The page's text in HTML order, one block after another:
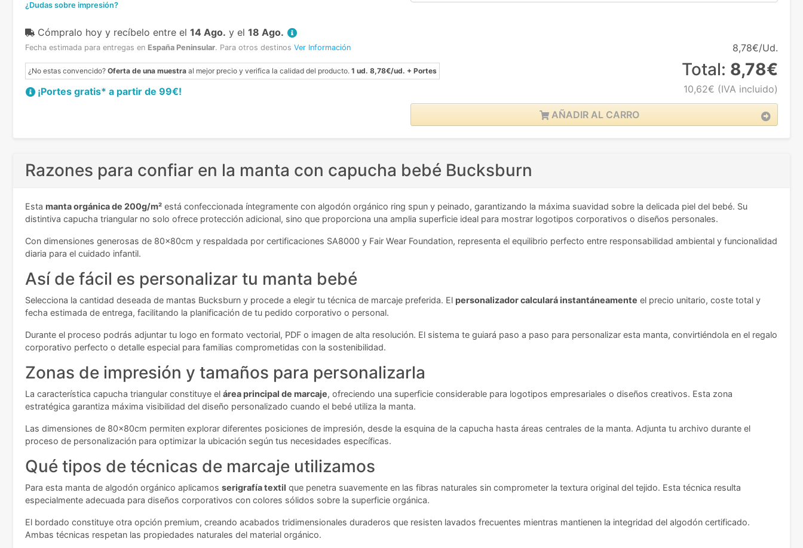
¿Dudas sobre impresión?
Cómpralo hoy y recíbelo entre el 14 Ago. y el 18 Ago.
Fecha estimada para entregas en España Peninsular. Para otros destinos Ver Información
¿No estas convencido? Oferta de una muestra al mejor precio y verifica la calidad del producto. 1 ud. 8,78€/ud. + Portes
¡Portes gratis* a partir de 99€!
8,78€/Ud.
Total: 8,78€
10,62€ (IVA incluido)
AÑADIR AL CARRO
Razones para confiar en la manta con capucha bebé Bucksburn
Esta manta orgánica de 200g/m² está confeccionada íntegramente con algodón orgánico ring spun y peinado, garantizando la máxima suavidad sobre la delicada piel del bebé. Su
distintiva capucha triangular no solo ofrece protección adicional, sino que proporciona una amplia superficie ideal para mostrar logotipos corporativos o diseños personales.
Con dimensiones generosas de 80x80cm y respaldada por certificaciones SA8000 y Fair Wear Foundation, representa el equilibrio perfecto entre responsabilidad ambiental y funcionalidad
diaria para el cuidado infantil.
Así de fácil es personalizar tu manta bebé
Selecciona la cantidad deseada de mantas Bucksburn y procede a elegir tu técnica de marcaje preferida. El personalizador calculará instantáneamente el precio unitario, coste total y
fecha estimada de entrega, facilitando la planificación de tu pedido corporativo o personal.
Durante el proceso podrás adjuntar tu logo en formato vectorial, PDF o imagen de alta resolución. El sistema te guiará paso a paso para personalizar esta manta, convirtiéndola en el regalo
corporativo perfecto o detalle especial para familias comprometidas con la sostenibilidad.
Zonas de impresión y tamaños para personalizarla
La característica capucha triangular constituye el área principal de marcaje, ofreciendo una superficie considerable para logotipos empresariales o diseños creativos. Esta zona
estratégica garantiza máxima visibilidad del diseño personalizado cuando el bebé utiliza la manta.
Las dimensiones de 80x80cm permiten explorar diferentes posiciones de impresión, desde la esquina de la capucha hasta áreas centrales de la manta. Adjunta tu archivo durante el
proceso de personalización para optimizar la ubicación según tus necesidades específicas.
Qué tipos de técnicas de marcaje utilizamos
Para esta manta de algodón orgánico aplicamos serigrafía textil que penetra suavemente en las fibras naturales sin comprometer la textura original del tejido. Esta técnica resulta
especialmente adecuada para diseños corporativos con colores sólidos sobre la superficie orgánica.
El bordado constituye otra opción premium, creando acabados tridimensionales duraderos que resisten lavados frecuentes mientras mantienen la integridad del algodón certificado.
Ambas técnicas respetan las propiedades naturales del material orgánico.